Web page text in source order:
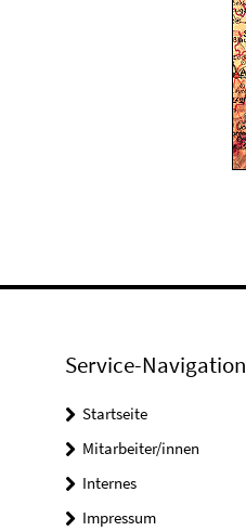
Service-Navigation
Startseite
Mitarbeiter/innen
Internes
Impressum